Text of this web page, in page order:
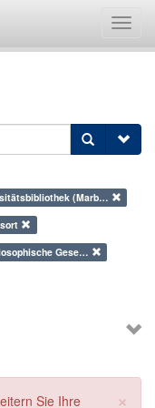
(Marb…
Gese…
×
Sie Ihre